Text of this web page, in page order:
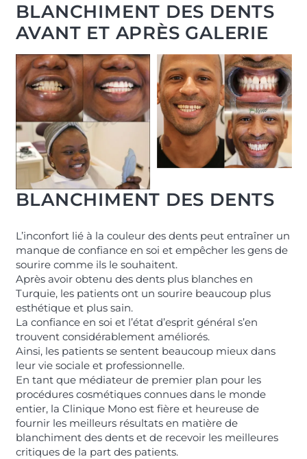
BLANCHIMENT DES DENTS
AVANT ET APRÈS GALERIE
BLANCHIMENT DES DENTS
L’inconfort lié à la couleur des dents peut entraîner un
manque de confiance en soi et empêcher les gens de
sourire comme ils le souhaitent.
Après avoir obtenu des dents plus blanches en
Turquie, les patients ont un sourire beaucoup plus
esthétique et plus sain.
La confiance en soi et l’état d’esprit général s’en
trouvent considérablement améliorés.
Ainsi, les patients se sentent beaucoup mieux dans
leur vie sociale et professionnelle.
En tant que médiateur de premier plan pour les
procédures cosmétiques connues dans le monde
entier, la Clinique Mono est fière et heureuse de
fournir les meilleurs résultats en matière de
blanchiment des dents et de recevoir les meilleures
critiques de la part des patients.